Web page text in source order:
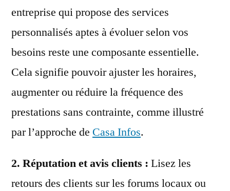
entreprise qui propose des services
personnalisés aptes à évoluer selon vos
besoins reste une composante essentielle.
Cela signifie pouvoir ajuster les horaires,
augmenter ou réduire la fréquence des
prestations sans contrainte, comme illustré
par l’approche de Casa Infos.
2. Réputation et avis clients : Lisez les
retours des clients sur les forums locaux ou